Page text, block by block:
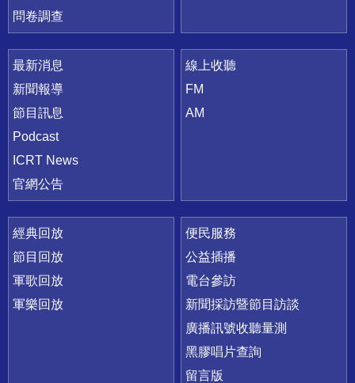
問卷調查
最新消息
新聞報導
節目訊息
Podcast
ICRT News
官網公告
線上收聽
FM
AM
經典回放
節目回放
軍歌回放
軍樂回放
便民服務
公益插播
電台參訪
新聞採訪暨節目訪談
廣播訊號收聽量測
黑膠唱片查詢
留言版